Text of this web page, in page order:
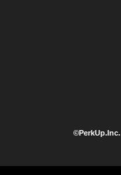
©PerkUp.Inc.